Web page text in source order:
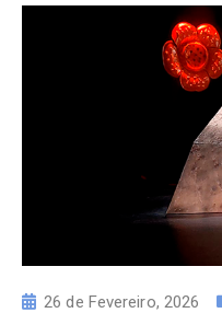
26 de Fevereiro, 2026